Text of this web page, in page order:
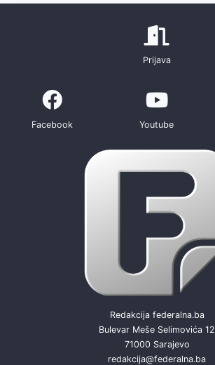
Prijava
Facebook Youtube
Redakcija federalna.ba
Bulevar Meše Selimovića 12
71000 Sarajevo
redakcija@federalna.ba